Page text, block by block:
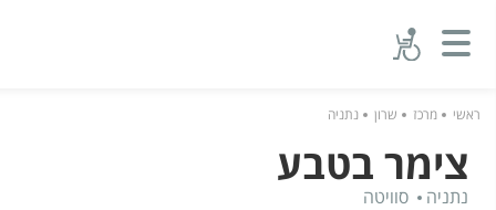
ראשי מרכז שרון נתניה
צימר בטבע
נתניה סוויטה